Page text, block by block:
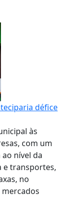
défice
às
com um
nível da
e transportes,
no